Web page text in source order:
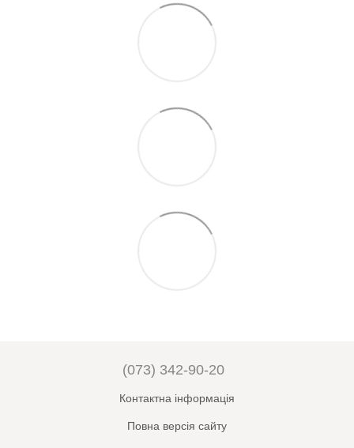
(073) 342-90-20
Контактна інформація
Повна версія сайту